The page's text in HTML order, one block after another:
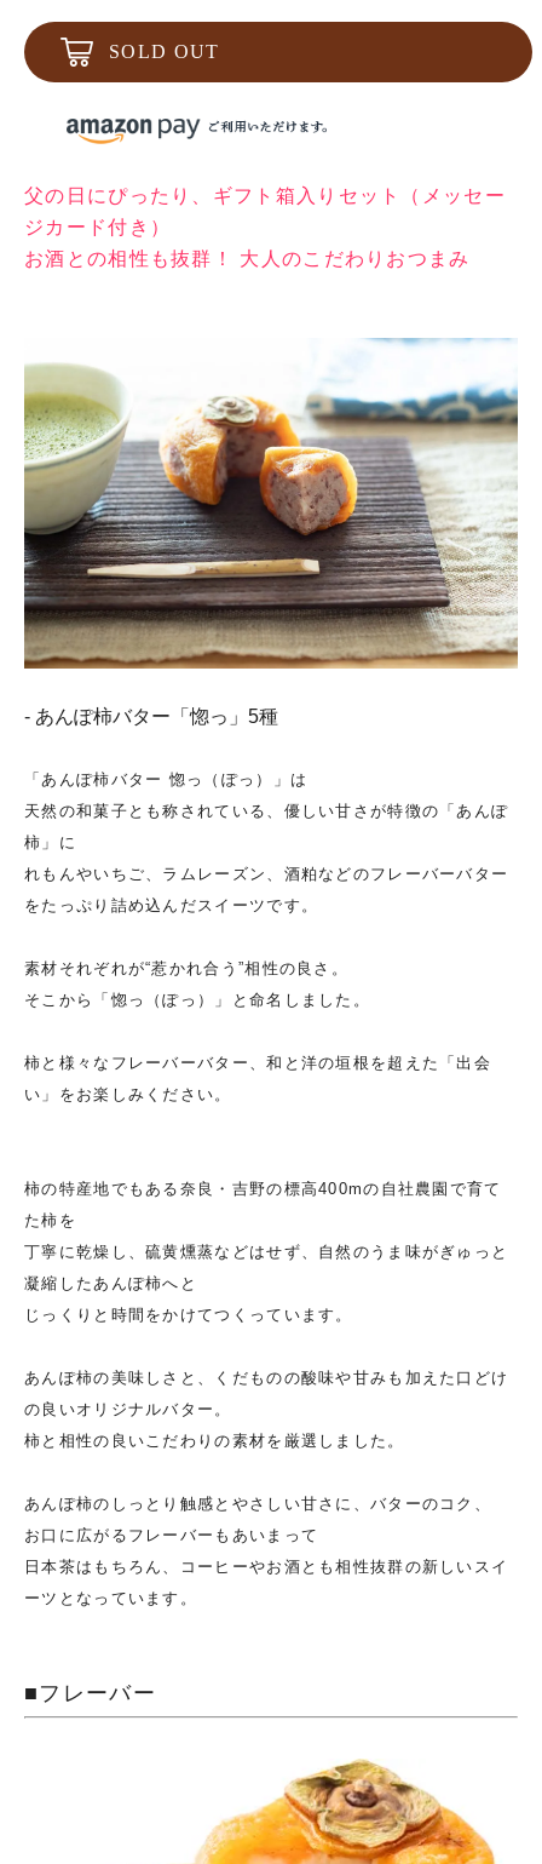
SOLD OUT
父の日にぴったり、ギフト箱入りセット（メッセー
ジカード付き）
お酒との相性も抜群！ 大人のこだわりおつまみ
- あんぽ柿バター「惚っ」5種
「あんぽ柿バター 惚っ（ぽっ）」は
天然の和菓子とも称されている、優しい甘さが特徴の「あんぽ
柿」に
れもんやいちご、ラムレーズン、酒粕などのフレーバーバター
をたっぷり詰め込んだスイーツです。
素材それぞれが“惹かれ合う”相性の良さ。
そこから「惚っ（ぽっ）」と命名しました。
柿と様々なフレーバーバター、和と洋の垣根を超えた「出会
い」をお楽しみください。
柿の特産地でもある奈良・吉野の標高400mの自社農園で育て
た柿を
丁寧に乾燥し、硫黄燻蒸などはせず、自然のうま味がぎゅっと
凝縮したあんぽ柿へと
じっくりと時間をかけてつくっています。
あんぽ柿の美味しさと、くだものの酸味や甘みも加えた口どけ
の良いオリジナルバター。
柿と相性の良いこだわりの素材を厳選しました。
あんぽ柿のしっとり触感とやさしい甘さに、バターのコク、
お口に広がるフレーバーもあいまって
日本茶はもちろん、コーヒーやお酒とも相性抜群の新しいスイ
ーツとなっています。
■フレーバー